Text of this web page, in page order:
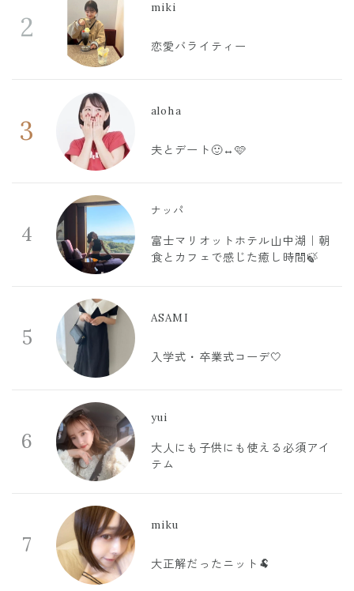
2
miki
恋愛バライティー
3
aloha
夫とデート🙂‍↔️🩷
4
ナッパ
富士マリオットホテル山中湖｜朝
食とカフェで感じた癒し時間🍃
5
ASAMI
入学式・卒業式コーデ🤍
6
yui
大人にも子供にも使える必須アイ
テム
7
miku
大正解だったニット🐏